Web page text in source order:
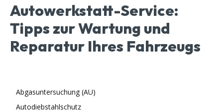
Autowerkstatt-Service:
Tipps zur Wartung und
Reparatur Ihres Fahrzeugs
Abgasuntersuchung (AU)
Autodiebstahlschutz